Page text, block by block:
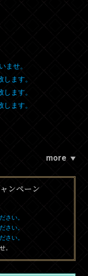
ませ。
ます。
ます。
ます。
more
ンペーン
さい。
さい。
さい。
。